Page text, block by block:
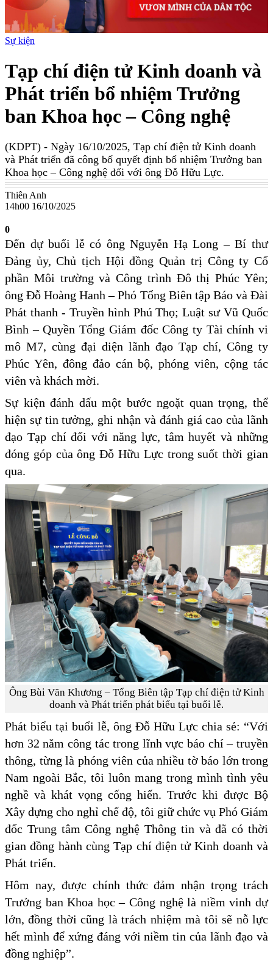
Sự kiện
Tạp chí điện tử Kinh doanh và
Phát triển bổ nhiệm Trưởng
ban Khoa học – Công nghệ
(KDPT) - Ngày 16/10/2025, Tạp chí điện tử Kinh doanh
và Phát triển đã công bố quyết định bổ nhiệm Trưởng ban
Khoa học – Công nghệ đối với ông Đỗ Hữu Lực.
Thiên Anh
14h00 16/10/2025
0
Đến dự buổi lễ có ông Nguyễn Hạ Long – Bí thư
Đảng ủy, Chủ tịch Hội đồng Quản trị Công ty Cổ
phần Môi trường và Công trình Đô thị Phúc Yên;
ông Đỗ Hoàng Hanh – Phó Tổng Biên tập Báo và Đài
Phát thanh - Truyền hình Phú Thọ; Luật sư Vũ Quốc
Bình – Quyền Tổng Giám đốc Công ty Tài chính vi
mô M7, cùng đại diện lãnh đạo Tạp chí, Công ty
Phúc Yên, đông đảo cán bộ, phóng viên, cộng tác
viên và khách mời.
Sự kiện đánh dấu một bước ngoặt quan trọng, thể
hiện sự tin tưởng, ghi nhận và đánh giá cao của lãnh
đạo Tạp chí đối với năng lực, tâm huyết và những
đóng góp của ông Đỗ Hữu Lực trong suốt thời gian
qua.
Ông Bùi Văn Khương – Tổng Biên tập Tạp chí điện tử Kinh
doanh và Phát triển phát biểu tại buổi lễ.
Phát biểu tại buổi lễ, ông Đỗ Hữu Lực chia sẻ: “Với
hơn 32 năm công tác trong lĩnh vực báo chí – truyền
thông, từng là phóng viên của nhiều tờ báo lớn trong
Nam ngoài Bắc, tôi luôn mang trong mình tình yêu
nghề và khát vọng cống hiến. Trước khi được Bộ
Xây dựng cho nghỉ chế độ, tôi giữ chức vụ Phó Giám
đốc Trung tâm Công nghệ Thông tin và đã có thời
gian đồng hành cùng Tạp chí điện tử Kinh doanh và
Phát triển.
Hôm nay, được chính thức đảm nhận trọng trách
Trưởng ban Khoa học – Công nghệ là niềm vinh dự
lớn, đồng thời cũng là trách nhiệm mà tôi sẽ nỗ lực
hết mình để xứng đáng với niềm tin của lãnh đạo và
đồng nghiệp”.